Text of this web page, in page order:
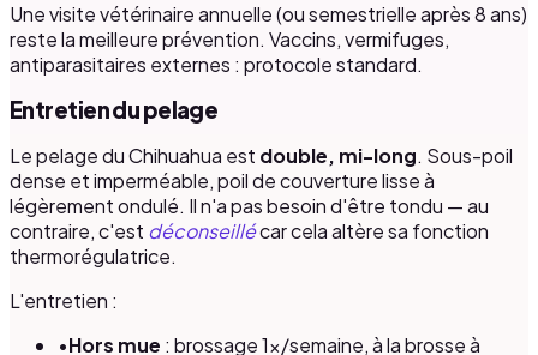
Une visite vétérinaire annuelle (ou semestrielle après 8 ans)
reste la meilleure prévention. Vaccins, vermifuges,
antiparasitaires externes : protocole standard.
Entretien du pelage
Le pelage du Chihuahua est double, mi-long. Sous-poil
dense et imperméable, poil de couverture lisse à
légèrement ondulé. Il n'a pas besoin d'être tondu — au
contraire, c'est déconseillécar cela altère sa fonction
thermorégulatrice.
L'entretien :
•Hors mue : brossage 1×/semaine, à la brosse à